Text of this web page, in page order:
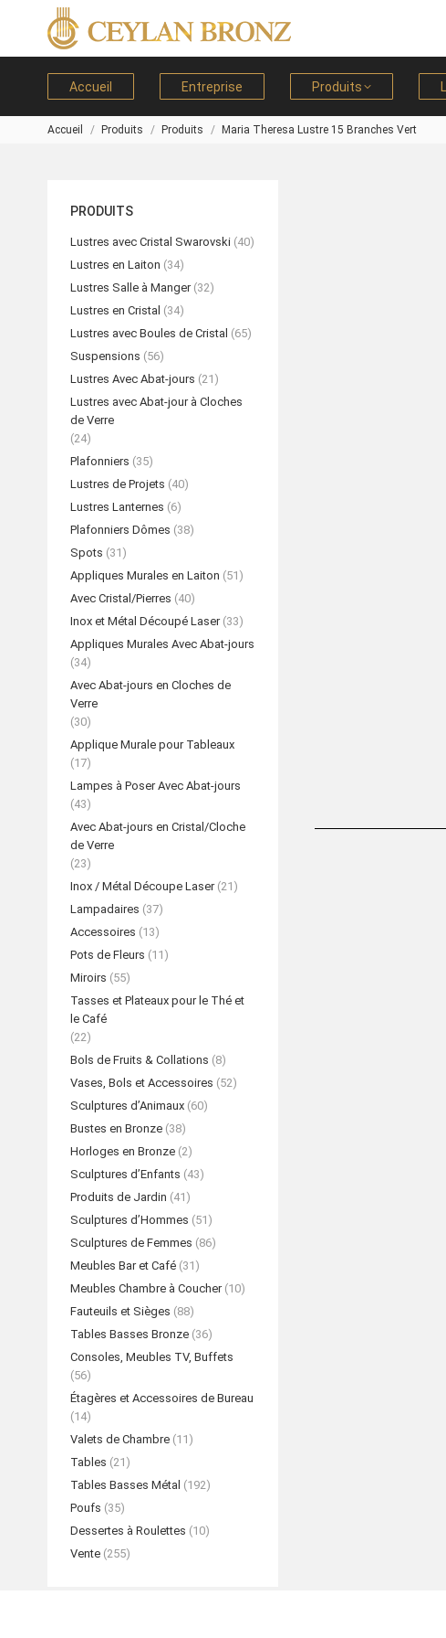
Accueil Entreprise Produits
Vous êtes ici :
Accueil Produits Produits Maria Theresa Lustre 15 Branches Vert
PRODUITS
Lustres avec Cristal Swarovski (40)
Lustres en Laiton (34)
Lustres Salle à Manger (32)
Lustres en Cristal (34)
Lustres avec Boules de Cristal (65)
Suspensions (56)
Lustres Avec Abat-jours (21)
Lustres avec Abat-jour à Cloches
de Verre
(24)
Plafonniers (35)
Lustres de Projets (40)
Lustres Lanternes (6)
Plafonniers Dômes (38)
Spots (31)
Appliques Murales en Laiton (51)
Avec Cristal/Pierres (40)
Inox et Métal Découpé Laser (33)
Appliques Murales Avec Abat-jours
(34)
Avec Abat-jours en Cloches de
Verre
(30)
Applique Murale pour Tableaux
(17)
Lampes à Poser Avec Abat-jours
(43)
Avec Abat-jours en Cristal/Cloche
de Verre
(23)
Inox / Métal Découpe Laser (21)
Lampadaires (37)
Accessoires (13)
Pots de Fleurs (11)
Miroirs (55)
Tasses et Plateaux pour le Thé et
le Café
(22)
Bols de Fruits & Collations (8)
Vases, Bols et Accessoires (52)
Sculptures d’Animaux (60)
Bustes en Bronze (38)
Horloges en Bronze (2)
Sculptures d’Enfants (43)
Produits de Jardin (41)
Sculptures d’Hommes (51)
Sculptures de Femmes (86)
Meubles Bar et Café (31)
Meubles Chambre à Coucher (10)
Fauteuils et Sièges (88)
Tables Basses Bronze (36)
Consoles, Meubles TV, Buffets
(56)
Étagères et Accessoires de Bureau
(14)
Valets de Chambre (11)
Tables (21)
Tables Basses Métal (192)
Poufs (35)
Dessertes à Roulettes (10)
Vente (255)